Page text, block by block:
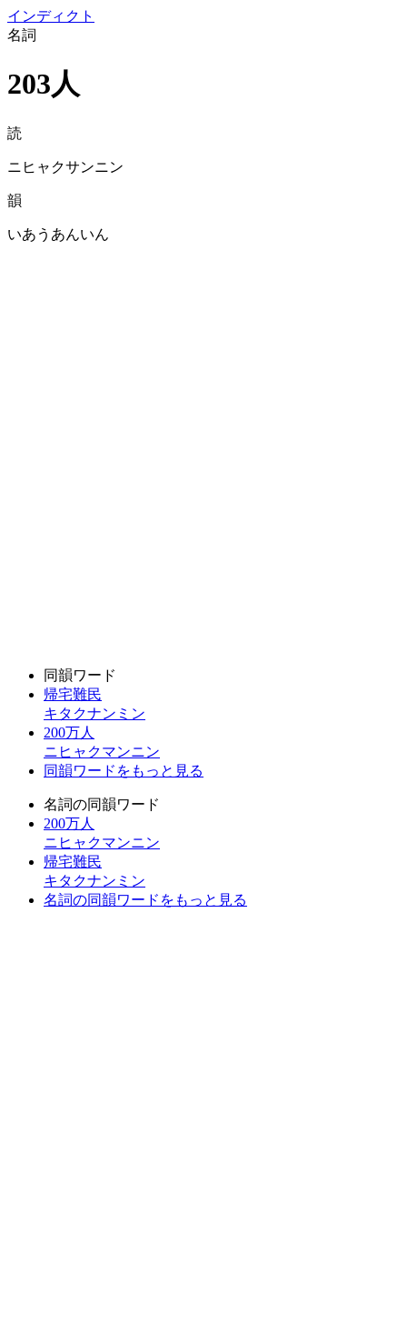
インディクト
名詞
203人
読
ニヒャクサンニン
韻
いあうあんいん
同韻ワード
帰宅難民
キタクナンミン
200万人
ニヒャクマンニン
同韻ワードをもっと見る
名詞の同韻ワード
200万人
ニヒャクマンニン
帰宅難民
キタクナンミン
名詞の同韻ワードをもっと見る